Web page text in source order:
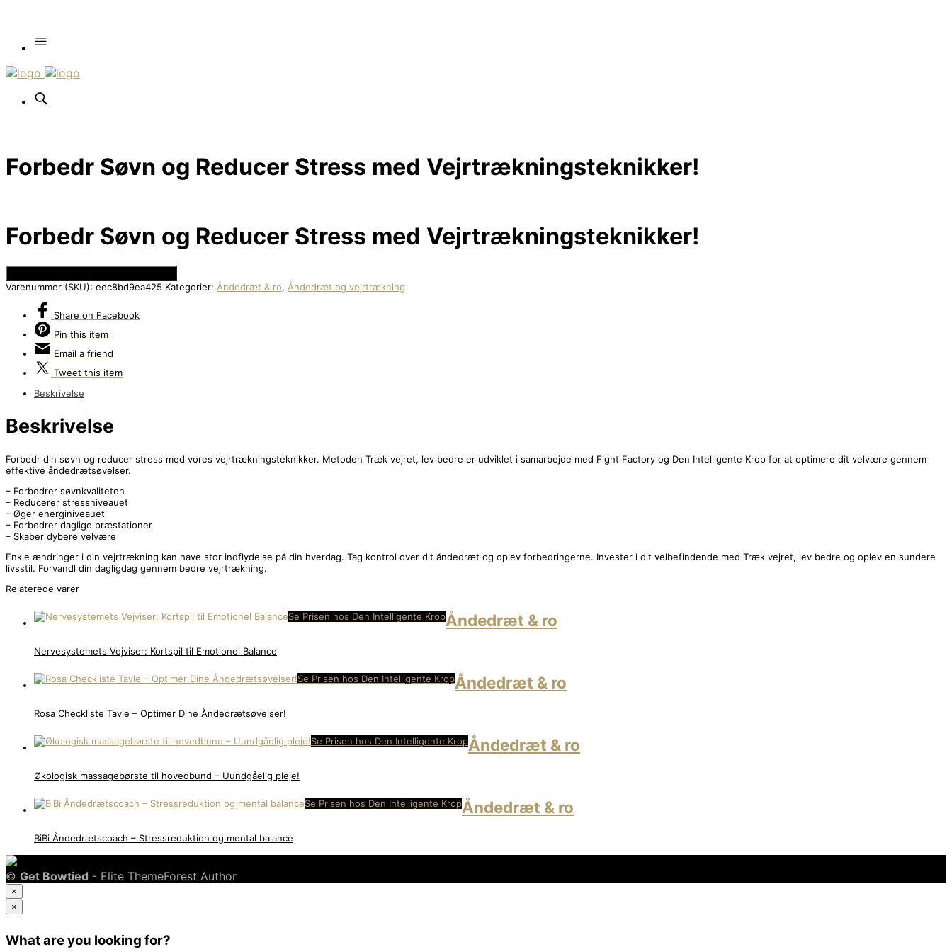
Forbedr Søvn og Reducer Stress med Vejrtrækningsteknikker!
Forbedr Søvn og Reducer Stress med Vejrtrækningsteknikker!
Varenummer (SKU): eec8bd9ea425 Kategorier: Åndedræt & ro, Åndedræt og vejrtrækning
Share on Facebook
Pin this item
Email a friend
Tweet this item
Beskrivelse
Beskrivelse
Forbedr din søvn og reducer stress med vores vejrtrækningsteknikker. Metoden Træk vejret, lev bedre er udviklet i samarbejde med Fight Factory og Den Intelligente Krop for at optimere dit velvære gennem
effektive åndedrætsøvelser.
– Forbedrer søvnkvaliteten
– Reducerer stressniveauet
– Øger energiniveauet
– Forbedrer daglige præstationer
– Skaber dybere velvære
Enkle ændringer i din vejrtrækning kan have stor indflydelse på din hverdag. Tag kontrol over dit åndedræt og oplev forbedringerne. Invester i dit velbefindende med Træk vejret, lev bedre og oplev en sundere
livsstil. Forvandl din dagligdag gennem bedre vejrtrækning.
Relaterede varer
Se Prisen hos Den Intelligente KropÅndedræt & ro
Nervesystemets Vejviser: Kortspil til Emotionel Balance
Se Prisen hos Den Intelligente KropÅndedræt & ro
Rosa Checkliste Tavle – Optimer Dine Åndedrætsøvelser!
Se Prisen hos Den Intelligente KropÅndedræt & ro
Økologisk massagebørste til hovedbund – Uundgåelig pleje!
Se Prisen hos Den Intelligente KropÅndedræt & ro
BiBi Åndedrætscoach – Stressreduktion og mental balance
© Get Bowtied - Elite ThemeForest Author
×
×
What are you looking for?